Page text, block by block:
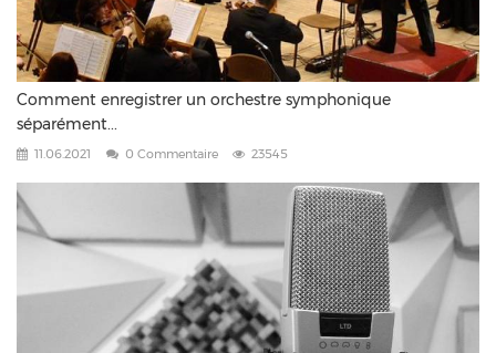
Comment enregistrer un orchestre symphonique
séparément...
11.06.2021 0 Commentaire 23545